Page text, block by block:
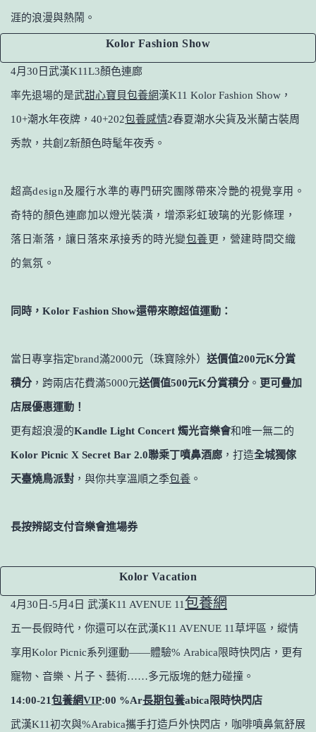
涯的浪漫與熱鬧。
Kolor Fashion Show
4月30日武漢K11L3顏色連廊
率先退場的是武甜心寶貝包養網漢K11 Kolor Fashion Show，
10+潮水年夜牌，40+202包養感情2春夏潮水尖貨及米蘭古裝周
秀款，共創Z新顏色時髦年夜秀。
超高design及履行水準的專門研究團隊帶來冷艷的視覺享用。
奇特的顏色連廊加以燈光裝潢，增添彩虹玻璃的光影條理，
落日漸落，讓日落來承接秀的時光變包養更，營建時間交織
的氣氛。
同時， Kolor Fashion Show還帶來瞭超值運動：
當日專享指定brand滿2000元（珠寶除外） 送價值200元K分賞
積分 ，跨兩店花費滿5000元送價值500元K分賞積分 。 更可疊加
店展優惠運動！
更有超浪漫的Kandle Light Concert 燭光音樂會和唯一無二的
Kolor Picnic X Secret Bar 2.0聯乘丁噴鼻酒廊 ，打造全城獨傢
天臺燒鳥派對 ，與你共享溫順之季包養 。
長按辨認支付音樂會進場券
Kolor Vacation
4月30日-5月4日 武漢K11 AVENUE 11包養網
五一長假時代，你還可以在武漢K11 AVENUE 11草坪區，縱情
享用Kolor Picnic系列運動——體驗% Arabica限時快閃店，更有
寵物、音樂、片子、藝術……多元版塊的魅力碰撞。
14:00-21包養網VIP:00 %Ar長期包養abica限時快閃店
武漢K11初次與%Arabica攜手打造戶外快閃店，咖啡噴鼻氣舒展